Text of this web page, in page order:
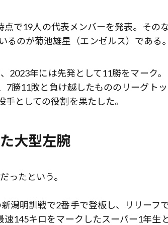
で19人の代表メンバーを発表。その
のが菊池雄星（エンゼルス）である。
2023年には先発として11勝をマーク。
7勝11敗と負け越したもののリーグト
としての役割を果たした。
大型左腕
ったという。
潟明訓戦で2番手で登板し、リリーフ
145キロをマークしたスーパー1年生